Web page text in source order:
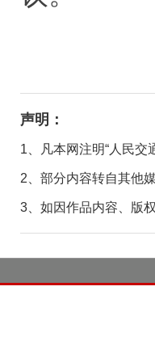
声明：
1、凡本网注明“人民
2、部分内容转自其他
3、如因作品内容、版